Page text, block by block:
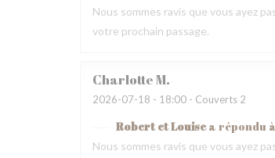
Nous sommes ravis que vous ayez
votre prochain passage.
CharlotteM
2026-07-18 - 18:00 - Couverts 2
Robert et Louise a répondu
Nous sommes ravis que vous ayez